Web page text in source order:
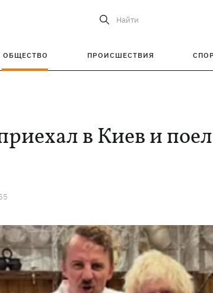
Найти
ОБЩЕСТВО ПРОИСШЕСТВИЯ
в Киев и